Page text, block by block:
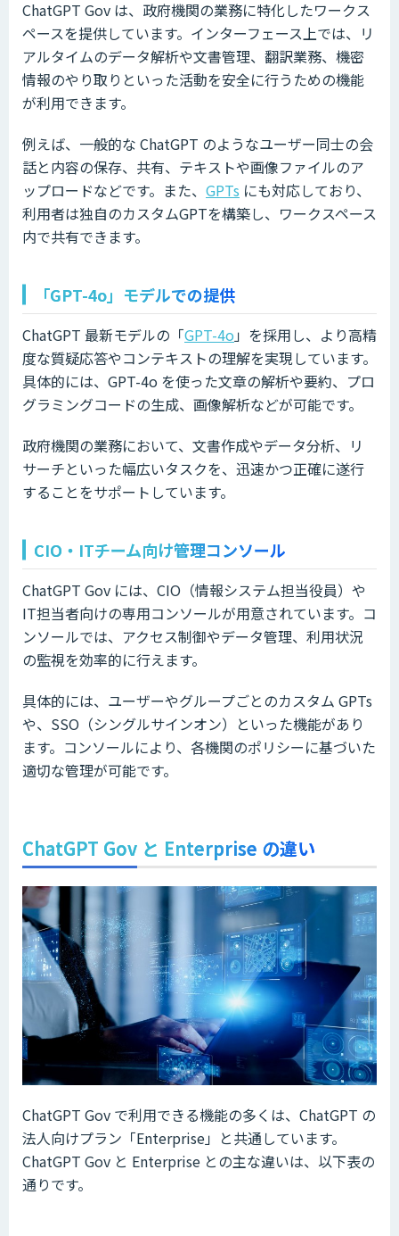
ChatGPT Gov は、政府機関の業務に特化したワークス
ペースを提供しています。インターフェース上では、リ
アルタイムのデータ解析や文書管理、翻訳業務、機密
情報のやり取りといった活動を安全に行うための機能
が利用できます。
例えば、一般的な ChatGPT のようなユーザー同士の会
話と内容の保存、共有、テキストや画像ファイルのア
ップロードなどです。また、 GPTs にも対応しており、
利用者は独自のカスタムGPTを構築し、ワークスペース
内で共有できます。
「GPT-4o」モデルでの提供
ChatGPT 最新モデルの「GPT-4o 」を採用し、より高精
度な質疑応答やコンテキストの理解を実現しています。
具体的には、GPT-4o を使った文章の解析や要約、プロ
グラミングコードの生成、画像解析などが可能です。
政府機関の業務において、文書作成やデータ分析、リ
サーチといった幅広いタスクを、迅速かつ正確に遂行
することをサポートしています。
CIO・ITチーム向け管理コンソール
ChatGPT Gov には、CIO（情報システム担当役員）や
IT担当者向けの専用コンソールが用意されています。コ
ンソールでは、アクセス制御やデータ管理、利用状況
の監視を効率的に行えます。
具体的には、ユーザーやグループごとのカスタム GPTs
や、SSO（シングルサインオン）といった機能があり
ます。コンソールにより、各機関のポリシーに基づいた
適切な管理が可能です。
ChatGPT Gov と Enterprise の違い
ChatGPT Gov で利用できる機能の多くは、ChatGPT の
法人向けプラン「Enterprise」と共通しています。
ChatGPT Gov と Enterprise との主な違いは、以下表の
通りです。